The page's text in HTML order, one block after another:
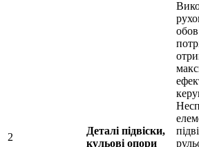
2
Деталі підвіски,
кульові опори